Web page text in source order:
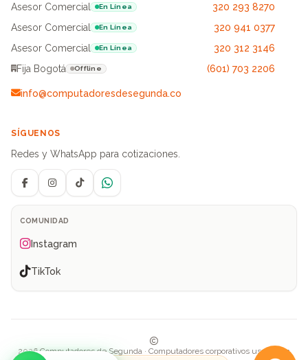
Asesor Comercial En Línea
320 293 8270
Asesor Comercial
En Línea
320 941 0377
Asesor Comercial
En Línea
320 312 3146
Fija Bogotá
Offline (601) 703 2206
info@computadoresdesegunda.co
SÍGUENOS
Redes y WhatsApp para cotizaciones.
FacebookInstagramTikTokWhatsApp
COMUNIDAD
Instagram
TikTok
2026 Computadores de Segunda · Computadores corporativos usados en